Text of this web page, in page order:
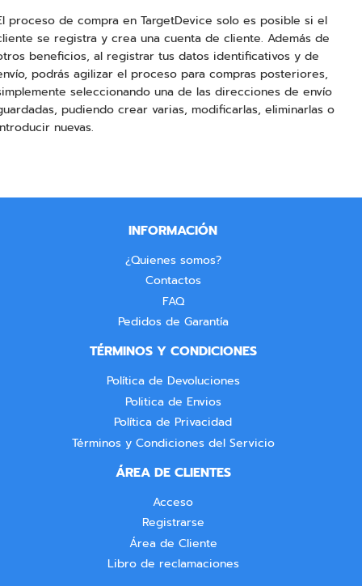
proceso de compra en TargetDevice solo es posible si el
se registra y crea una cuenta de cliente. Además de
beneficios, al registrar tus datos identificativos y de
podrás agilizar el proceso para compras posteriores,
seleccionando una de las direcciones de envío
pudiendo crear varias, modificarlas, eliminarlas o
nuevas.
INFORMACIÓN
¿Quienes somos?
Contactos
FAQ
Pedidos de Garantía
TÉRMINOS Y CONDICIONES
Política de Devoluciones
Politica de Envios
Política de Privacidad
Términos y Condiciones del Servicio
ÁREA DE CLIENTES
Acceso
Registrarse
Área de Cliente
Libro de reclamaciones